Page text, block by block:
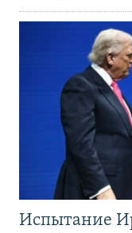
Испытание